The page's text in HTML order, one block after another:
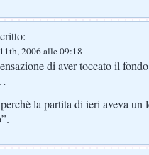
2006 alle 09:18
di aver toccato il
la partita di ieri aveva un